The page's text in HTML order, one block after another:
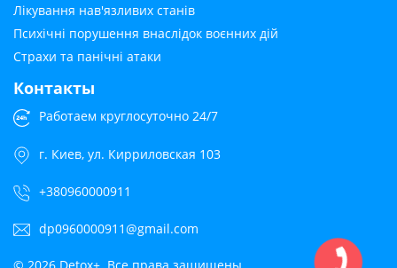
Лікування нав'язливих станів
Психічні порушення внаслідок воєнних дій
Страхи та панічні атаки
Контакты
Работаем круглосуточно 24/7
г. Киев, ул. Кирриловская 103
+380960000911
dp0960000911@gmail.com
© 2026 Detox+. Все права защищены.